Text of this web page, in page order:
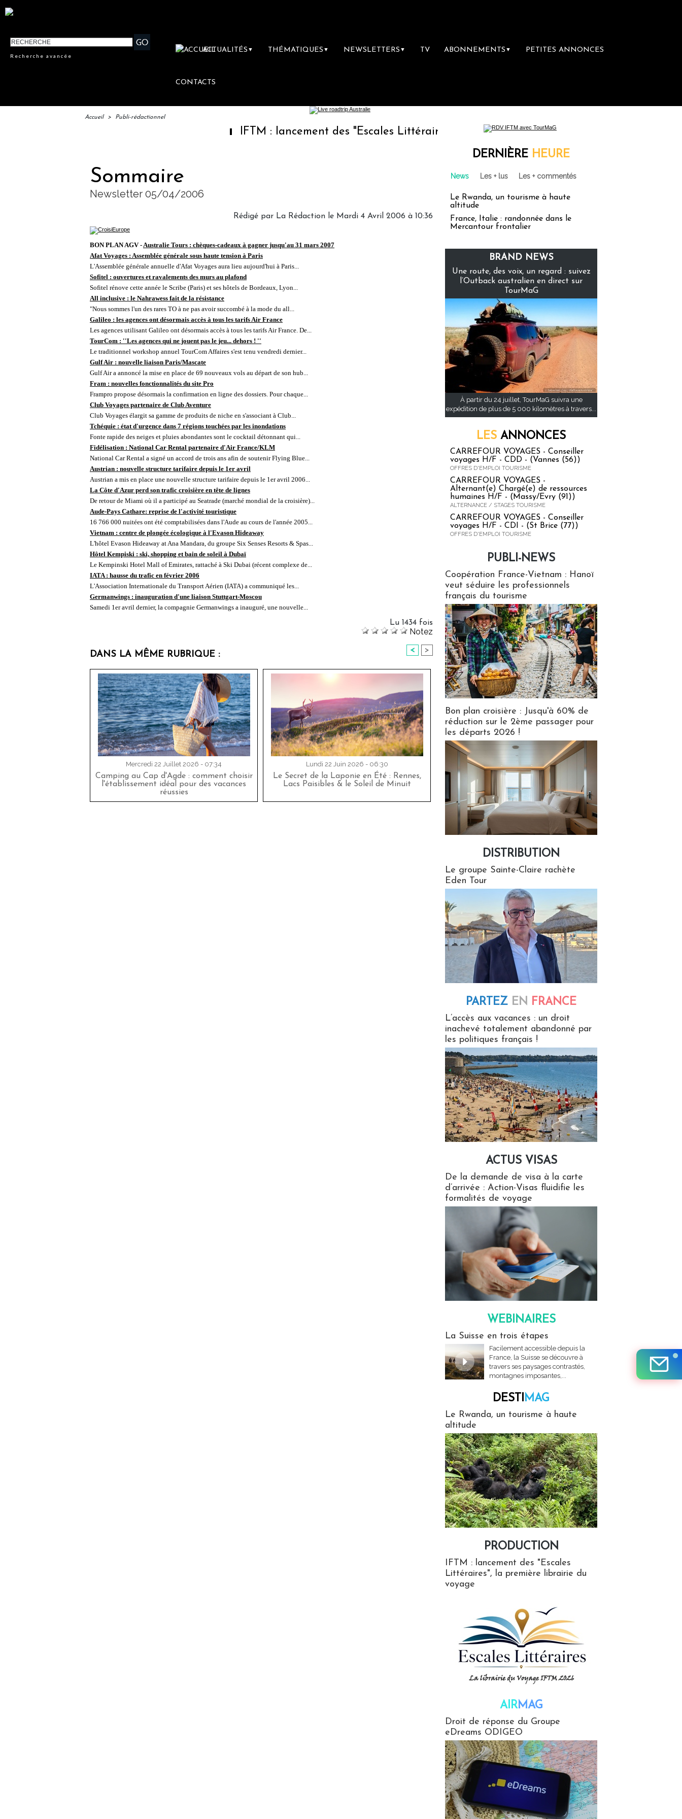
Recherche avancée
ACTUALITÉS ▼ THÉMATIQUES ▼ NEWSLETTERS ▼ TV ABONNEMENTS ▼ PETITES ANNONCES
CONTACTS
Accueil > Publi-rédactionnel
IFTM : lancement des "Escales Littéraires", la première librairie du voyage
Sommaire
Newsletter 05/04/2006
Rédigé par La Rédaction le Mardi 4 Avril 2006 à 10:36
BON PLAN AGV -Australie Tours : chèques-cadeaux à gagner jusqu'au 31 mars 2007
Afat Voyages : Assemblée générale sous haute tension à Paris
L'Assemblée générale annuelle d'Afat Voyages aura lieu aujourd'hui à Paris...
Sofitel : ouvertures et ravalements des murs au plafond
Sofitel rénove cette année le Scribe (Paris) et ses hôtels de Bordeaux, Lyon...
All inclusive : le Nahrawess fait de la résistance
"Nous sommes l'un des rares TO à ne pas avoir succombé à la mode du all...
Galileo : les agences ont désormais accès à tous les tarifs Air France
Les agences utilisant Galileo ont désormais accès à tous les tarifs Air France. De...
TourCom : ''Les agences qui ne jouent pas le jeu... dehors ! ''
Le traditionnel workshop annuel TourCom Affaires s'est tenu vendredi dernier...
Gulf Air : nouvelle liaison Paris/Mascate
Gulf Air a annoncé la mise en place de 69 nouveaux vols au départ de son hub...
Fram : nouvelles fonctionnalités du site Pro
Frampro propose désormais la confirmation en ligne des dossiers. Pour chaque...
Club Voyages partenaire de Club Aventure
Club Voyages élargit sa gamme de produits de niche en s'associant à Club...
Tchéquie : état d'urgence dans 7 régions touchées par les inondations
Fonte rapide des neiges et pluies abondantes sont le cocktail détonnant qui...
Fidélisation : National Car Rental partenaire d'Air France/KLM
National Car Rental a signé un accord de trois ans afin de soutenir Flying Blue...
Austrian : nouvelle structure tarifaire depuis le 1er avril
Austrian a mis en place une nouvelle structure tarifaire depuis le 1er avril 2006...
La Côte d'Azur perd son trafic croisière en tête de lignes
De retour de Miami où il a participé au Seatrade (marché mondial de la croisière)...
Aude-Pays Cathare: reprise de l'activité touristique
16 766 000 nuitées ont été comptabilisées dans l'Aude au cours de l'année 2005...
Vietnam : centre de plongée écologique à l'Evason Hideaway
L'hôtel Evason Hideaway at Ana Mandara, du groupe Six Senses Resorts & Spas...
Hôtel Kempiski : ski, shopping et bain de soleil à Dubaï
Le Kempinski Hotel Mall of Emirates, rattaché à Ski Dubai (récent complexe de...
IATA : hausse du trafic en février 2006
L'Association Internationale du Transport Aérien (IATA) a communiqué les...
Germanwings : inauguration d'une liaison Stuttgart-Moscou
Samedi 1er avril dernier, la compagnie Germanwings a inauguré, une nouvelle...
Lu 1434 fois
Notez
DANS LA MÊME RUBRIQUE : < >
Mercredi 22 Juillet 2026 - 07:34
Camping au Cap d'Agde : comment choisir
l'établissement idéal pour des vacances
réussies
Lundi 22 Juin 2026 - 06:30
Le Secret de la Laponie en Été : Rennes,
Lacs Paisibles & le Soleil de Minuit
DERNIÈRE HEURE
News Les + lus Les + commentés
Le Rwanda, un tourisme à haute
altitude
France, Italie : randonnée dans le
Mercantour frontalier
BRAND NEWS
Une route, des voix, un regard : suivez
l’Outback australien en direct sur
TourMaG
À partir du 24 juillet, TourMaG suivra une
expédition de plus de 5 000 kilomètres à travers...
LES ANNONCES
CARREFOUR VOYAGES - Conseiller
voyages H/F - CDD - (Vannes (56))
OFFRES D'EMPLOI TOURISME
CARREFOUR VOYAGES -
Alternant(e) Chargé(e) de ressources
humaines H/F - (Massy/Evry (91))
ALTERNANCE / STAGES TOURISME
CARREFOUR VOYAGES - Conseiller
voyages H/F - CDI - (St Brice (77))
OFFRES D'EMPLOI TOURISME
PUBLI-NEWS
Coopération France-Vietnam : Hanoï
veut séduire les professionnels
français du tourisme
Bon plan croisière : Jusqu'à 60% de
réduction sur le 2ème passager pour
les départs 2026 !
DISTRIBUTION
Le groupe Sainte-Claire rachète
Eden Tour
PARTEZ EN FRANCE
L’accès aux vacances : un droit
inachevé totalement abandonné par
les politiques français !
ACTUS VISAS
De la demande de visa à la carte
d’arrivée : Action-Visas fluidifie les
formalités de voyage
WEBINAIRES
La Suisse en trois étapes
Facilement accessible depuis la
France, la Suisse se découvre à
travers ses paysages contrastés,
montagnes imposantes,...
DESTIMAG
Le Rwanda, un tourisme à haute
altitude
PRODUCTION
IFTM : lancement des "Escales
Littéraires", la première librairie du
voyage
AIRMAG
Droit de réponse du Groupe
eDreams ODIGEO